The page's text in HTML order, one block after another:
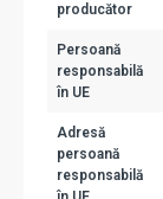
producător
Persoană
responsabilă
în UE
Adresă
persoană
responsabilă